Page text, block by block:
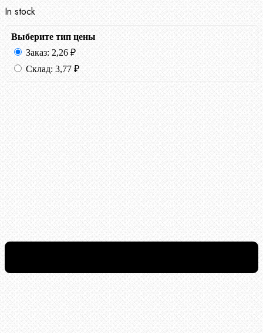
In stock
Выберите тип цены
Заказ: 2,26 ₽
Склад: 3,77 ₽